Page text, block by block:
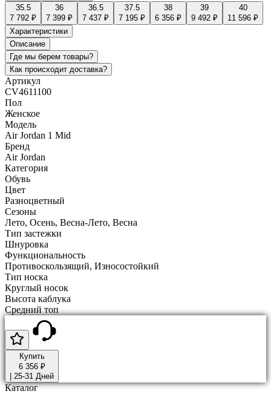
35.5
7 792 ₽
36
7 399 ₽
36.5
7 437 ₽
37.5
7 195 ₽
38
6 356 ₽
39
9 492 ₽
40
11 596 ₽
Характеристики
Описание
Где мы берем товары?
Как происходит доставка?
Артикул
CV4611100
Пол
Женское
Модель
Air Jordan 1 Mid
Бренд
Air Jordan
Категория
Обувь
Цвет
Разноцветный
Сезоны
Лето, Осень, Весна-Лето, Весна
Тип застежки
Шнуровка
Функциональность
Противоскользящий, Износостойкий
Тип носка
Круглый носок
Высота каблука
Средний топ
Купить
6 356 ₽
25-31 Дней
Каталог